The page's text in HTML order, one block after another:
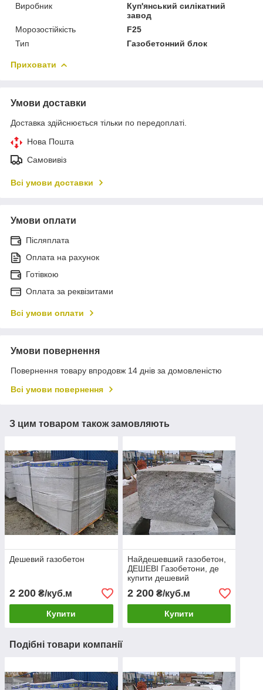
Виробник
Куп'янський силікатний
завод
Морозостійкість
F25
Тип
Газобетонний блок
Приховати
Умови доставки
Доставка здійснюється тільки по передоплаті.
Нова Пошта
Самовивіз
Всі умови доставки
Умови оплати
Післяплата
Оплата на рахунок
Готівкою
Оплата за реквізитами
Всі умови оплати
Умови повернення
Повернення товару впродовж 14 днів за домовленістю
Всі умови повернення
З цим товаром також замовляють
Дешевий газобетон
2 200 ₴/куб.м
Купити
Найдешевший газобетон,
ДЕШЕВІ Газобетони, де
купити дешевий
газобетон?
2 200₴/куб.м
Купити
Подібні товари компанії